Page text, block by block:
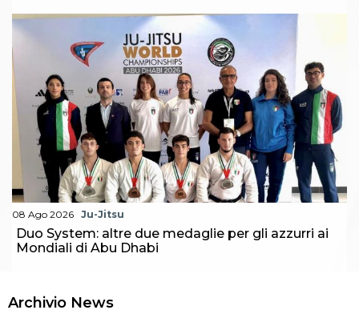
08 Ago 2026 Ju-Jitsu
Duo System: altre due medaglie per gli azzurri ai
Mondiali di Abu Dhabi
Archivio News